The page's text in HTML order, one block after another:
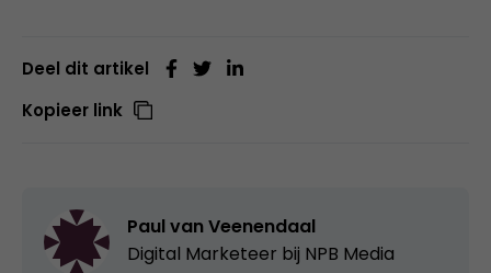
Deel dit artikel
Kopieer link
Paul van Veenendaal
Digital Marketeer bij NPB Media